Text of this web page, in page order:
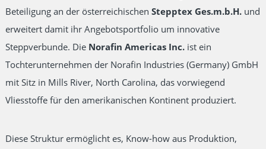
Beteiligung an der österreichischen Stepptex Ges.m.b.H.und
erweitert damit ihr Angebotsportfolio um innovative
Steppverbunde. Die Norafin Americas Inc.ist ein
Tochterunternehmen der Norafin Industries (Germany) GmbH
mit Sitz in Mills River, North Carolina, das vorwiegend
Vliesstoffe für den amerikanischen Kontinent produziert.
Diese Struktur ermöglicht es, Know-how aus Produktion,